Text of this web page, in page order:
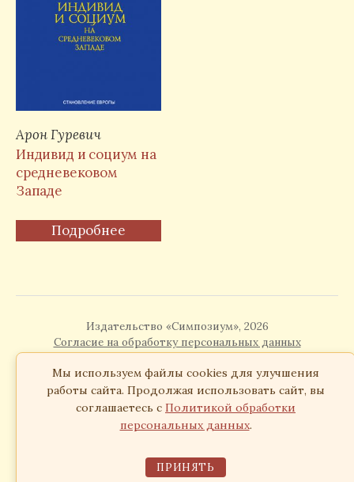
Арон Гуревич
Индивид и социум на
средневековом
Западе
Подробнее
Издательство «Симпозиум», 2026
Согласие на обработку персональных данных
Мы используем файлы cookies для улучшения
работы сайта. Продолжая использовать сайт, вы
соглашаетесь с Политикой обработки
персональных данных.
ПРИНЯТЬ